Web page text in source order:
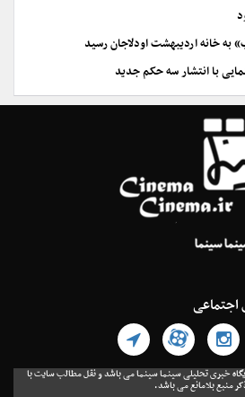
خانه اردیبهشت اودلاجان رسید
با انتشار سه حکم جدید
اجتماعی
خبری تحلیلی سینما سینما می باشد و نقل مطالب سایت با
منبع بلامانع می باشد.